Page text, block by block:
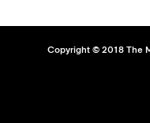
Copyright © 2018 The